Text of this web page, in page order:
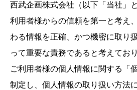
西武企画株式会社（以下「当社」
利用者様からの信頼を第一と考え
わる情報を正確、かつ機密に取り
って重要な責務であると考えてお
ご利用者様の個人情報に関する「
制定し、個人情報の取り扱い方法